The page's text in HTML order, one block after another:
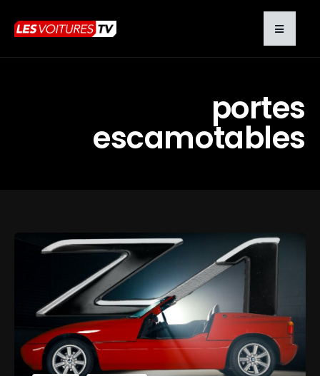
portes
escamotables